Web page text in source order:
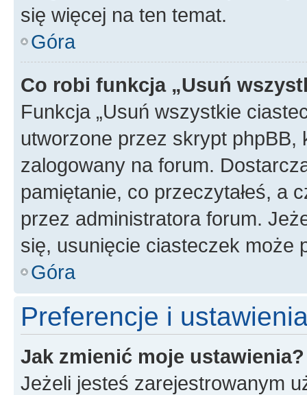
się więcej na ten temat.
Góra
Co robi funkcja „Usuń
Funkcja „Usuń wszystkie
utworzone przez skrypt
zalogowany na forum.
pamiętanie, co przeczytałeś, a
przez administratora forum.
się, usunięcie ciasteczek może
Góra
Preferencje i
Jak zmienić moje ustawienia?
Jeżeli jesteś zarejestrowanym